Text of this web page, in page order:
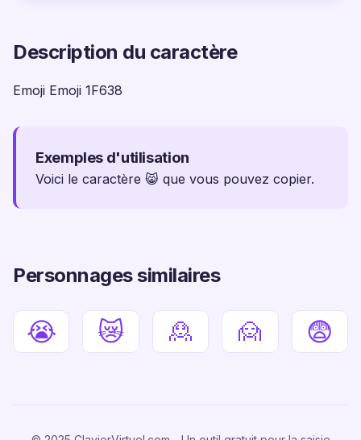
Description du caractère
Emoji Emoji 1F638
Exemples d'utilisation
Voici le caractère 😸 que vous pouvez copier.
Personnages similaires
😭 😿 🙎 🙍 😨